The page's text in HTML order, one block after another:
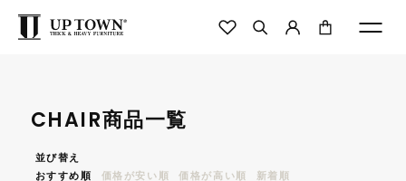
CHAIR商品一覧
並び替え
おすすめ順
価格が安い順 価格が高い順
新着順